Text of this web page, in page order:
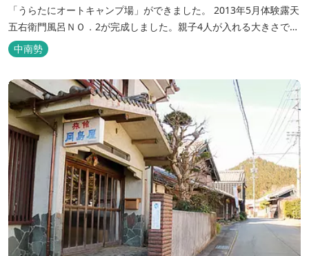
「うらたにオートキャンプ場」ができました。 2013年5月体験露天
五右衛門風呂ＮＯ．2が完成しました。親子4人が入れる大きさで
す。中には腰掛けもあり、ゆっくり、星やホタルを見る事ができま
す。ひのきの香り漂う特製五右衛門風呂を自分で沸かし、入浴しま
せんか？ 同時にデッキ付ひのき小屋も完成しました。是非ご利用く
ださい。
中南勢